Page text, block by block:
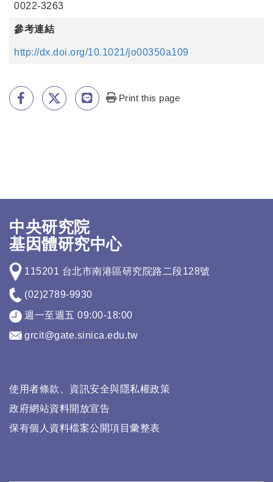
0022-3263
參考連結
http://dx.doi.org/10.1021/jo00350a109
Print this page
中央研究院
基因體研究中心
115201 台北市南港區研究院路二段128號
(02)2789-9930
週一至週五 09:00-18:00
grcit@gate.sinica.edu.tw
使用者條款、資訊安全與隱私權政策
政府網站資料開放宣告
保有個人資料檔案公開項目彙整表